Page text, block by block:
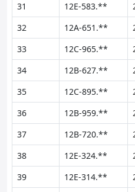
31
12E-583.**
32
12A-651.**
33
12C-965.**
34
12B-627.**
35
12C-895.**
36
12B-959.**
37
12B-720.**
38
12E-324.**
39
12E-314.**